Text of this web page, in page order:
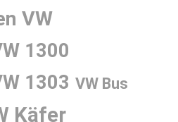
VW
1300
1303 VW Bus
Käfer